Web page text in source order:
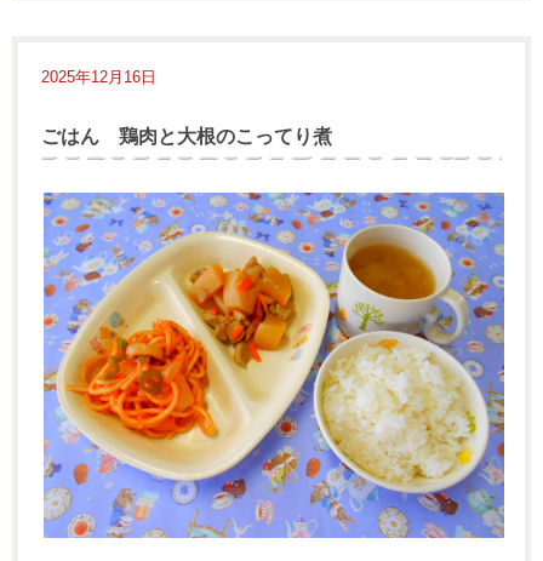
2025年12月16日
ごはん 鶏肉と大根のこってり煮